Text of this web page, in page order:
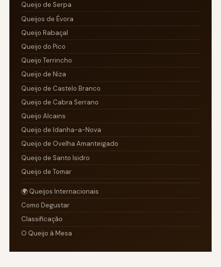
Queijo de Serpa
Queijos de Évora
Queijo Rabaçal
Queijo do Pico
Queijo Terrincho
Queijo de Niza
Queijo de Castelo Branco
Queijo de Cabra Serrano
Queijo Alcains
Queijo de Idanha-a-Nova
Queijo de Ovelha Amanteigado
Queijo de Santo Isidro
Queijo de Tomar
🌍 Queijos Internacionais
Como Degustar
Classificação
O Queijo à Mesa